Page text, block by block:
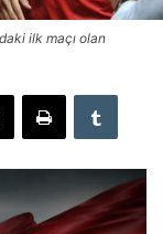
ilk maçı olan